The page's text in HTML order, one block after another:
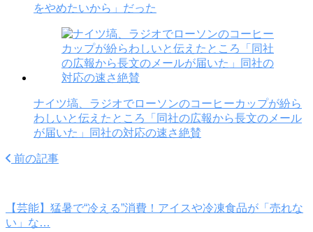
をやめたいから」だった
ナイツ塙、ラジオでローソンのコーヒーカップが紛ら
わしいと伝えたところ「同社の広報から長文のメール
が届いた」同社の対応の速さ絶賛
前の記事
【芸能】猛暑で“冷える”消費！アイスや冷凍食品が「売れな
い」な…